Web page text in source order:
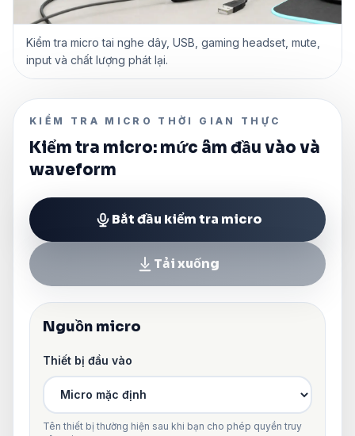
Kiểm tra micro tai nghe dây, USB, gaming headset, mute,
input và chất lượng phát lại.
KIỂM TRA MICRO THỜI GIAN THỰC
Kiểm tra micro: mức âm đầu vào và
waveform
Bắt đầu kiểm tra micro
Tải xuống
Nguồn micro
Thiết bị đầu vào
Tên thiết bị thường hiện sau khi bạn cho phép quyền truy